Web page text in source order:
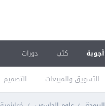
التسويق والمبيعات التصميم
كتب دورات